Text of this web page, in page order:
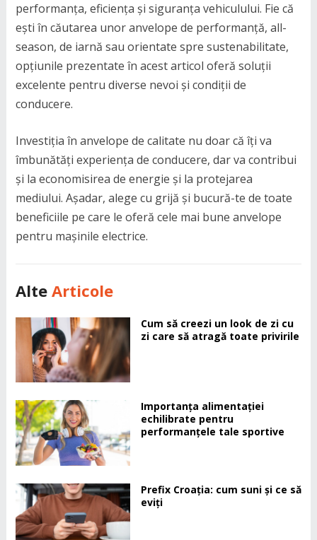
performanța, eficiența și siguranța vehiculului. Fie că
ești în căutarea unor anvelope de performanță, all-
season, de iarnă sau orientate spre sustenabilitate,
opțiunile prezentate în acest articol oferă soluții
excelente pentru diverse nevoi și condiții de
conducere.
Investiția în anvelope de calitate nu doar că îți va
îmbunătăți experiența de conducere, dar va contribui
și la economisirea de energie și la protejarea
mediului. Așadar, alege cu grijă și bucură-te de toate
beneficiile pe care le oferă cele mai bune anvelope
pentru mașinile electrice.
Alte Articole
Cum să creezi un look de zi cu
zi care să atragă toate privirile
Importanța alimentației
echilibrate pentru
performanțele tale sportive
Prefix Croația: cum suni și ce să
eviți